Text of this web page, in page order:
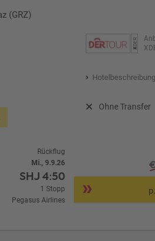
(GRZ)
Ohne Transfer
Rückflug
Mi., 9.9.26
SHJ4:50
1 Stopp
Pegasus Airlines
€